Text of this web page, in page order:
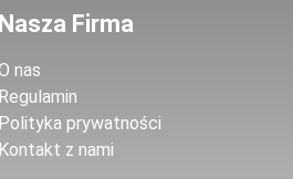
Nasza Firma
nas
Regulamin
Polityka prywatności
Kontakt z nami